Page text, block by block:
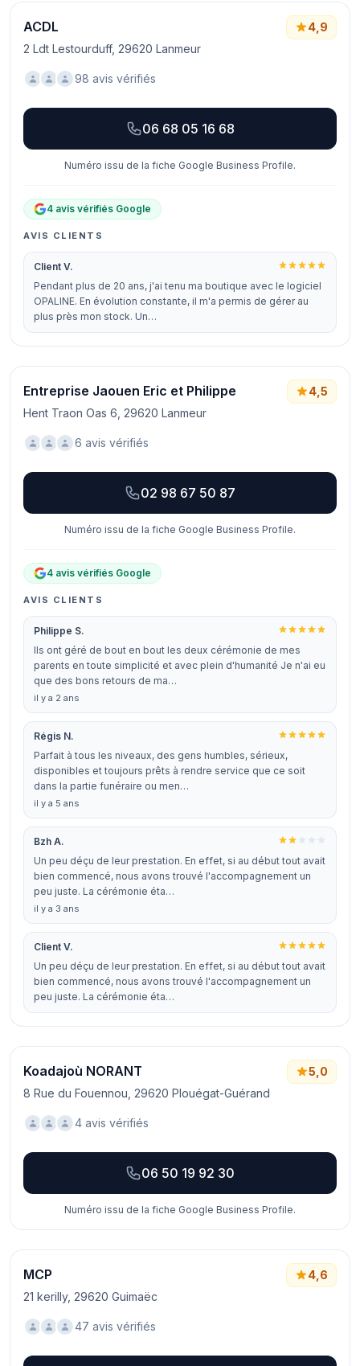
ACDL
2 Ldt Lestourduff, 29620 Lanmeur
4,9
98 avis vérifiés
06 68 05 16 68
Numéro issu de la fiche Google Business Profile.
4 avis vérifiés Google
AVIS CLIENTS
Client V.
Pendant plus de 20 ans, j'ai tenu ma boutique avec le logiciel
OPALINE. En évolution constante, il m'a permis de gérer au
plus près mon stock. Un…
Entreprise Jaouen Eric et Philippe
Hent Traon Oas 6, 29620 Lanmeur
4,5
6 avis vérifiés
02 98 67 50 87
Numéro issu de la fiche Google Business Profile.
4 avis vérifiés Google
AVIS CLIENTS
Philippe S.
Ils ont géré de bout en bout les deux cérémonie de mes
parents en toute simplicité et avec plein d'humanité Je n'ai eu
que des bons retours de ma…
il y a 2 ans
Régis N.
Parfait à tous les niveaux, des gens humbles, sérieux,
disponibles et toujours prêts à rendre service que ce soit
dans la partie funéraire ou men…
il y a 5 ans
Bzh A.
Un peu déçu de leur prestation. En effet, si au début tout avait
bien commencé, nous avons trouvé l'accompagnement un
peu juste. La cérémonie éta…
il y a 3 ans
Client V.
Un peu déçu de leur prestation. En effet, si au début tout avait
bien commencé, nous avons trouvé l'accompagnement un
peu juste. La cérémonie éta…
Koadajoù NORANT
8 Rue du Fouennou, 29620 Plouégat-Guérand
5,0
4 avis vérifiés
06 50 19 92 30
Numéro issu de la fiche Google Business Profile.
MCP
21 kerilly, 29620 Guimaëc
4,6
47 avis vérifiés